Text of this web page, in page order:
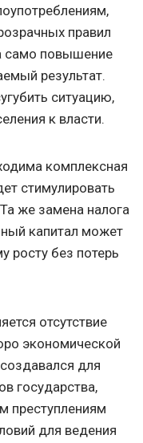
правил
само повышение
результат.
ситуацию,
к власти.
комплексная
стимулировать
же замена налога
капитал может
росту без потерь
отсутствие
экономической
для
государства,
преступлениям
для ведения